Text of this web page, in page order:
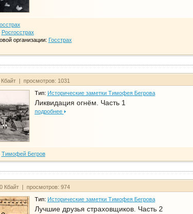
Росгосстрах
организации: Госстрах
| просмотров: 1031
Тип: Исторические заметки Тимофея Бегрова
Ликвидация огнём. Часть 1
подробнее
Тимофей Бегров
Кбайт | просмотров: 974
Тип: Исторические заметки Тимофея Бегрова
Лучшие друзья страховщиков. Часть 2